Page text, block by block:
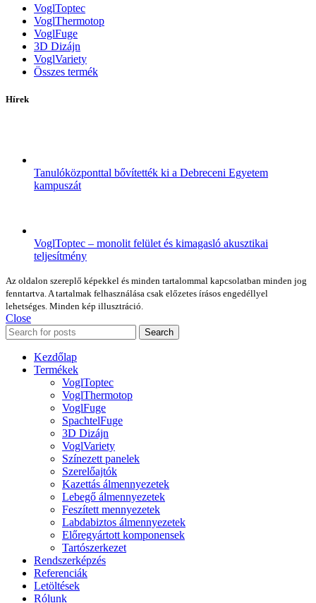
VoglToptec
VoglThermotop
VoglFuge
3D Dizájn
VoglVariety
Összes termék
Hírek
Tanulóközponttal bővítették ki a Debreceni Egyetem
kampuszát
VoglToptec – monolit felület és kimagasló akusztikai
teljesítmény
Az oldalon szereplő képekkel és minden tartalommal kapcsolatban minden jog
fenntartva. A tartalmak felhasználása csak előzetes írásos engedéllyel
lehetséges. Minden kép illusztráció.
Close
Search
Kezdőlap
Termékek
VoglToptec
VoglThermotop
VoglFuge
SpachtelFuge
3D Dizájn
VoglVariety
Színezett panelek
Szerelőajtók
Kazettás álmennyezetek
Lebegő álmennyezetek
Feszített mennyezetek
Labdabiztos álmennyezetek
Előregyártott komponensek
Tartószerkezet
Rendszerképzés
Referenciák
Letöltések
Rólunk